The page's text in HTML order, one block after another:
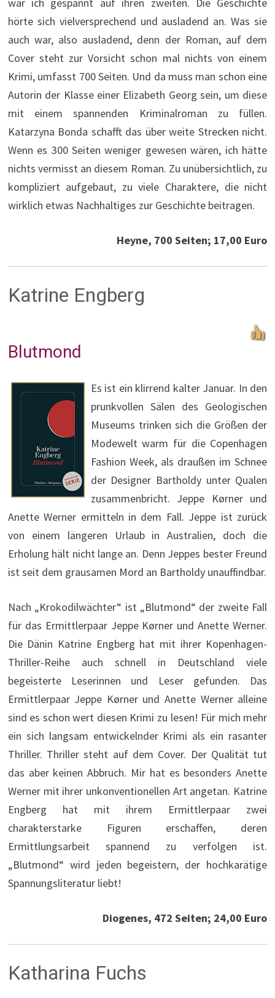
war ich gespannt auf ihren zweiten. Die Geschichte
hörte sich vielversprechend und ausladend an. Was sie
auch war, also ausladend, denn der Roman, auf dem
Cover steht zur Vorsicht schon mal nichts von einem
Krimi, umfasst 700 Seiten. Und da muss man schon eine
Autorin der Klasse einer Elizabeth Georg sein, um diese
mit einem spannenden Kriminalroman zu füllen.
Katarzyna Bonda schafft das über weite Strecken nicht.
Wenn es 300 Seiten weniger gewesen wären, ich hätte
nichts vermisst an diesem Roman. Zu unübersichtlich, zu
kompliziert aufgebaut, zu viele Charaktere, die nicht
wirklich etwas Nachhaltiges zur Geschichte beitragen.
Heyne, 700 Seiten; 17,00 Euro
Katrine Engberg
Blutmond
Es ist ein klirrend kalter Januar. In den
prunkvollen Sälen des Geologischen
Museums trinken sich die Größen der
Modewelt warm für die Copenhagen
Fashion Week, als draußen im Schnee
der Designer Bartholdy unter Qualen
zusammenbricht. Jeppe Kørner und
Anette Werner ermitteln in dem Fall. Jeppe ist zurück
von einem längeren Urlaub in Australien, doch die
Erholung hält nicht lange an. Denn Jeppes bester Freund
ist seit dem grausamen Mord an Bartholdy unauffindbar.
Nach „Krokodilwächter“ ist „Blutmond“ der zweite Fall
für das Ermittlerpaar Jeppe Kørner und Anette Werner.
Die Dänin Katrine Engberg hat mit ihrer Kopenhagen-
Thriller-Reihe auch schnell in Deutschland viele
begeisterte Leserinnen und Leser gefunden. Das
Ermittlerpaar Jeppe Kørner und Anette Werner alleine
sind es schon wert diesen Krimi zu lesen! Für mich mehr
ein sich langsam entwickelnder Krimi als ein rasanter
Thriller. Thriller steht auf dem Cover. Der Qualität tut
das aber keinen Abbruch. Mir hat es besonders Anette
Werner mit ihrer unkonventionellen Art angetan. Katrine
Engberg hat mit ihrem Ermittlerpaar zwei
charakterstarke Figuren erschaffen, deren
Ermittlungsarbeit spannend zu verfolgen ist.
„Blutmond“ wird jeden begeistern, der hochkarätige
Spannungsliteratur liebt!
Diogenes, 472 Seiten; 24,00 Euro
Katharina Fuchs